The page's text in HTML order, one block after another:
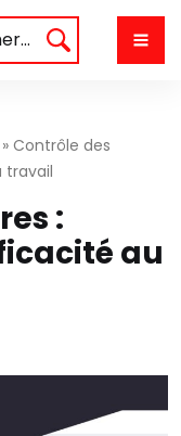
» Contrôle des
travail
:
au